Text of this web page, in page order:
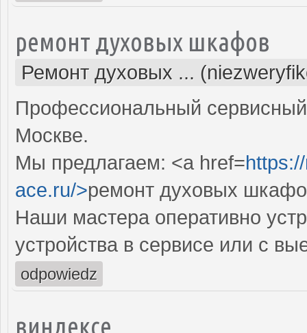
ремонт духовых шкафов
Ремонт духовых ...
Профессиональный
Москве.
Мы предлагаем: <a href=
ace.ru/>ремонт духовых
Наши мастера оперативно
устройства в сервисе или с
odpowiedz
виндексе